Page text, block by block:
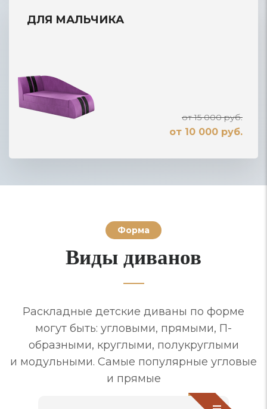
ДЛЯ МАЛЬЧИКА
от 15 000 руб.
от 10 000 руб.
Форма
Виды диванов
Раскладные детские диваны по форме
могут быть: угловыми, прямыми, П-
образными, круглыми, полукруглыми
и модульными. Самые популярные угловые
и прямые